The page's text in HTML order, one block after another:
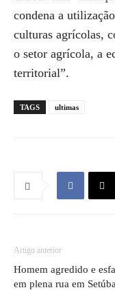
condena a
culturas agrícolas,
o setor agrícola, a
territorial”.
TAGS ultimas
Artigo anterior
Homem agredido e
em plena rua em